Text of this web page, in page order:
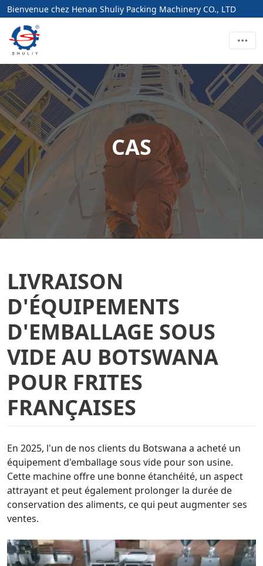
Bienvenue chez Henan Shuliy Packing Machinery CO., LTD
CAS
LIVRAISON
D'ÉQUIPEMENTS
D'EMBALLAGE SOUS
VIDE AU BOTSWANA
POUR FRITES
FRANÇAISES
En 2025, l'un de nos clients du Botswana a acheté un
équipement d'emballage sous vide pour son usine.
Cette machine offre une bonne étanchéité, un aspect
attrayant et peut également prolonger la durée de
conservation des aliments, ce qui peut augmenter ses
ventes.